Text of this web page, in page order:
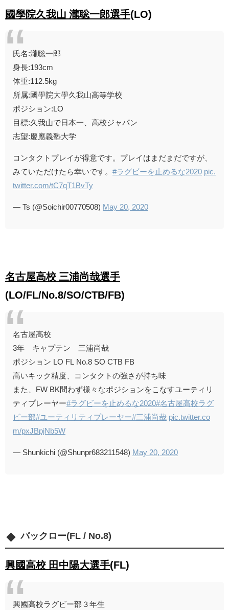
國學院久我山 瀧聡一郎選手(LO)
氏名:瀧聡一郎
身長:193cm
体重:112.5kg
所属:國學院大學久我山高等学校
ポジション:LO
目標:久我山で日本一、高校ジャパン
志望:慶應義塾大学
コンタクトプレイが得意です。プレイはまだまだですが、
みていただけたら幸いです。 #ラグビーを止めるな2020 pic.
twitter.com/tC7qT1BvTy
— Ts (@Soichir00770508) May 20, 2020
名古屋高校 三浦尚哉選手
(LO/FL/No.8/SO/CTB/FB)
名古屋高校
3年 キャプテン 三浦尚哉
ポジション LO FL No.8 SO CTB FB
高いキック精度、コンタクトの強さが持ち味
また、FW BK問わず様々なポジションをこなすユーティリ
ティプレーヤー#ラグビーを止めるな2020#名古屋高校ラグ
ビー部#ユーティリティプレーヤー#三浦尚哉 pic.twitter.co
m/pxJBpjNb5W
— Shunkichi (@Shunpr683211548) May 20, 2020
バックロー(FL / No.8)
興國高校 田中陽大選手(FL)
興國高校ラグビー部３年生